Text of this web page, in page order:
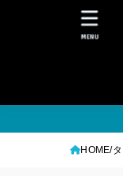
MENU
HOME